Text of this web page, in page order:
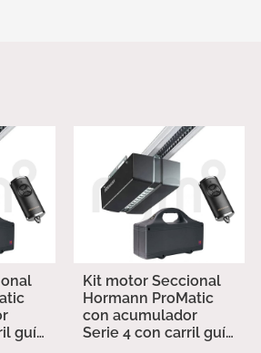
guía
Kit motor Seccional
Hormann ProMatic
con acumulador
Serie 4 con carril guía